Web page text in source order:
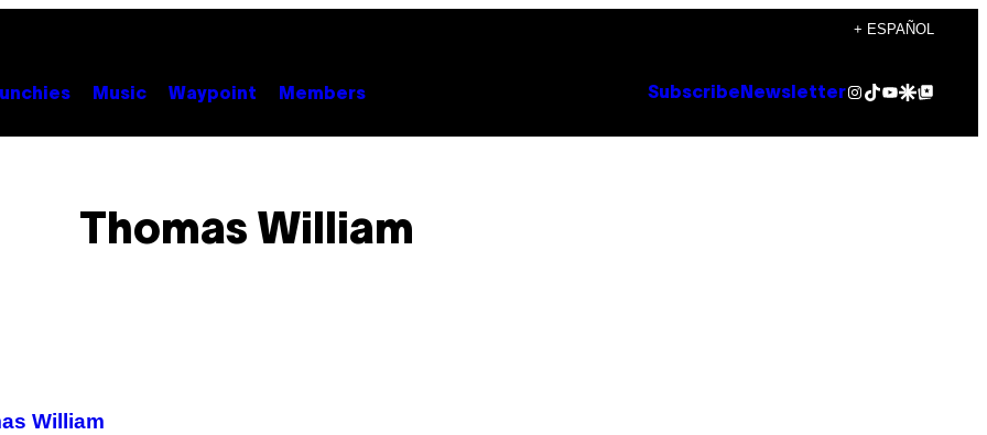
+ ESPAÑOL
Music Waypoint Members Subscribe NewsletterInstagram
TikTok
YouTube
Google Discover
Google Top Posts
Thomas William
William